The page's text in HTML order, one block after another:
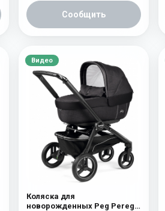
Сообщить
Видео
Коляска для
новорожденных Peg Perego